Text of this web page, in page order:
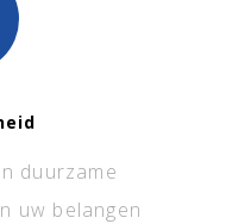
duurzame
uw belangen